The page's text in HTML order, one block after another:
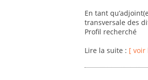
En tant
transversale des
Profil recherché
Lire la suite : [ voir